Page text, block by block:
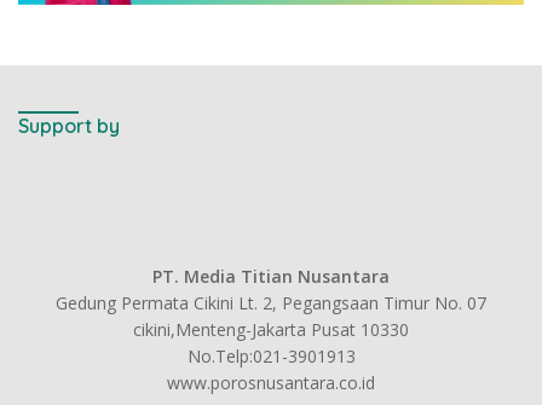
Support by
PT. Media Titian Nusantara
Gedung Permata Cikini Lt. 2, Pegangsaan Timur No. 07
cikini,Menteng-Jakarta Pusat 10330
No.Telp:021-3901913
www.porosnusantara.co.id